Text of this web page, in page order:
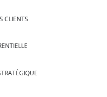
CLIENTS